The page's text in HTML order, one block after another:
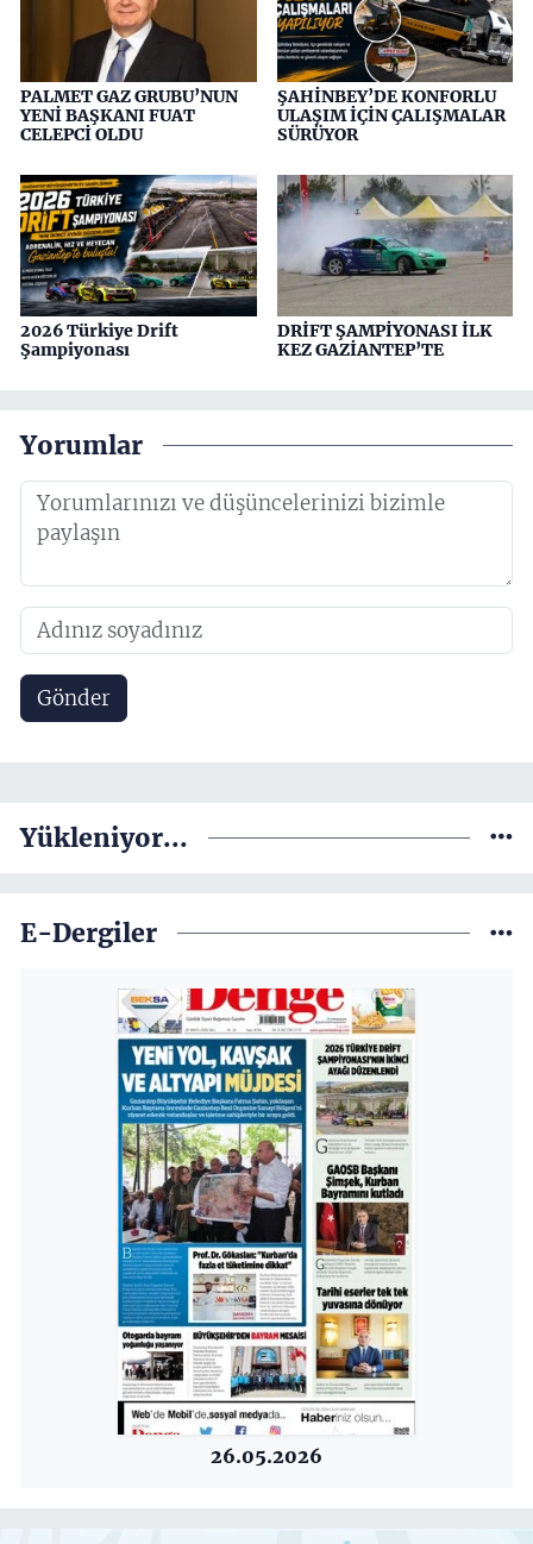
PALMET GAZ GRUBU’NUN
YENİ BAŞKANI FUAT
CELEPCİ OLDU
ŞAHİNBEY’DE KONFORLU
ULAŞIM İÇİN ÇALIŞMALAR
SÜRÜYOR
2026 Türkiye Drift
Şampiyonası
DRİFT ŞAMPİYONASI İLK
KEZ GAZİANTEP’TE
Yorumlar
Gönder
Yükleniyor...
E-Dergiler
26.05.2026